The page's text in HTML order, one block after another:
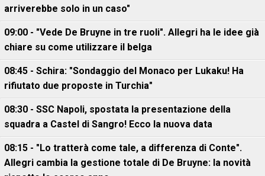
arriverebbe solo in un caso"
09:00 - "Vede De Bruyne in tre ruoli". Allegri ha le idee già
chiare su come utilizzare il belga
08:45 - Schira: "Sondaggio del Monaco per Lukaku! Ha
rifiutato due proposte in Turchia"
08:30 - SSC Napoli, spostata la presentazione della
squadra a Castel di Sangro! Ecco la nuova data
08:15 - "Lo tratterà come tale, a differenza di Conte".
Allegri cambia la gestione totale di De Bruyne: la novità